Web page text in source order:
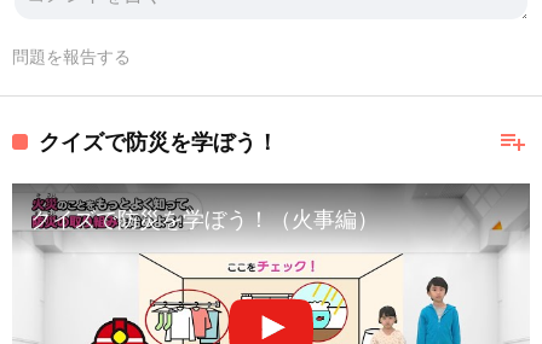
問題を報告する
playlist_add
クイズで防災を学ぼう！
クイズで防災を学ぼう！（火事編）